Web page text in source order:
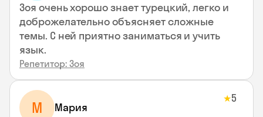
Зоя очень хорошо знает турецкий, легко и
доброжелательно объясняет сложные
темы. С ней приятно заниматься и учить
язык.
Репетитор: Зоя
М Мария
★5